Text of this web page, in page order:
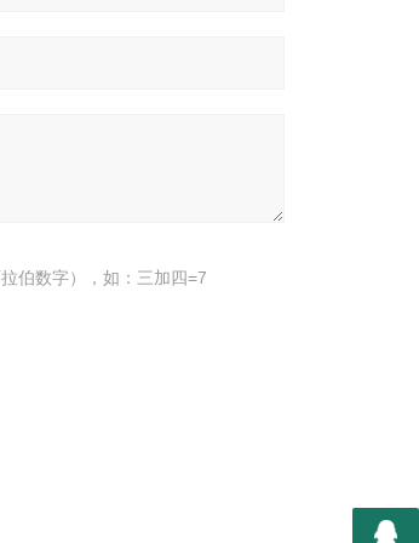
伯数字），如：三加四=7